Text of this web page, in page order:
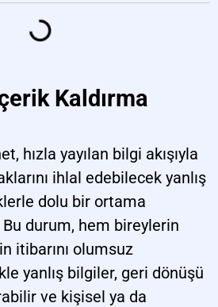
Kaldırma
hızla yayılan bilgi akışıyla
ihlal edebilecek yanlış
dolu bir ortama
durum, hem bireylerin
itibarını olumsuz
yanlış bilgiler, geri dönüşü
ve kişisel ya da